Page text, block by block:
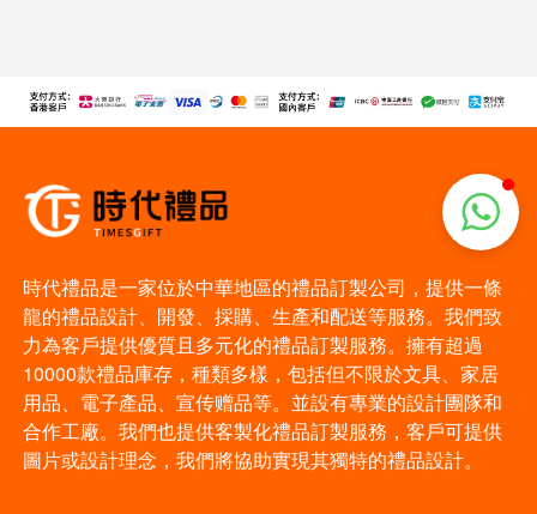
時代禮品是一家位於中華地區的禮品訂製公司，提供一條
龍的禮品設計、開發、採購、生產和配送等服務。我們致
力為客戶提供優質且多元化的禮品訂製服務。擁有超過
10000款禮品庫存，種類多樣，包括但不限於文具、家居
用品、電子產品、宣传赠品等。並設有專業的設計團隊和
合作工廠。我們也提供客製化禮品訂製服務，客戶可提供
圖片或設計理念，我們將協助實現其獨特的禮品設計。